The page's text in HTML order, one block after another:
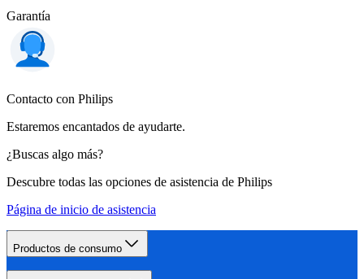
Garantía
Contacto con Philips
Estaremos encantados de ayudarte.
¿Buscas algo más?
Descubre todas las opciones de asistencia de Philips
Página de inicio de asistencia
Productos de consumo